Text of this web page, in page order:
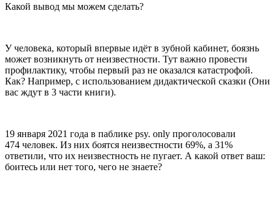
Какой вывод мы можем сделать?
У человека, который впервые идёт в зубной кабинет, боязнь
может возникнуть от неизвестности. Тут важно провести
профилактику, чтобы первый раз не оказался катастрофой.
Как? Например, с использованием дидактической сказки (Они
вас ждут в 3 части книги).
19 января 2021 года в паблике psy. only проголосовали
474 человек. Из них боятся неизвестности 69%, а 31%
ответили, что их неизвестность не пугает. А какой ответ ваш:
боитесь или нет того, чего не знаете?